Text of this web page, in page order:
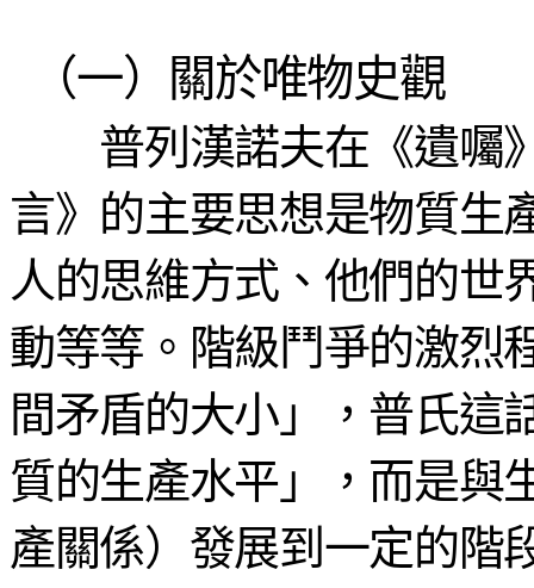
（一）關於唯物史觀
普列漢諾夫在《遺囑》
言》的主要思想是物質生
人的思維方式、他們的世
動等等。階級鬥爭的激烈
間矛盾的大小」，普氏這
質的生產水平」，而是與
產關係）發展到一定的階